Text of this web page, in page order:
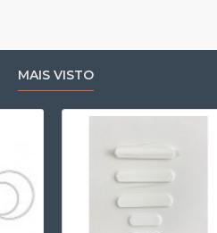
MAIS VISTO